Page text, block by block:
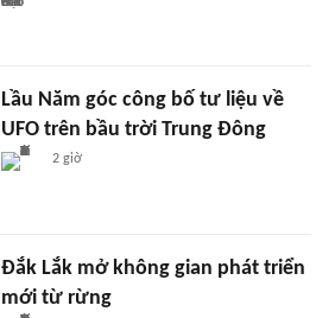
Lầu Năm góc công bố tư liệu về
UFO trên bầu trời Trung Đông
2 giờ
Đắk Lắk mở không gian phát triển
mới từ rừng